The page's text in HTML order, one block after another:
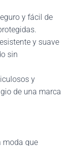
y fácil de
y suave
sin
y
de una marca
moda que